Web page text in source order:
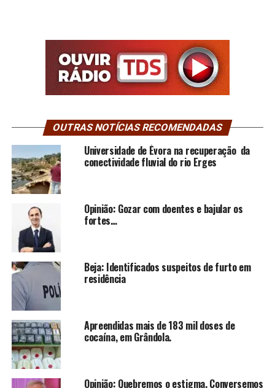
OUTRAS NOTÍCIAS RECOMENDADAS
Universidade de Évora na recuperação da
conectividade fluvial do rio Erges
Opinião: Gozar com doentes e bajular os
fortes…
Beja: Identificados suspeitos de furto em
residência
Apreendidas mais de 183 mil doses de
cocaína, em Grândola.
Opinião: Quebremos o estigma. Conversemos